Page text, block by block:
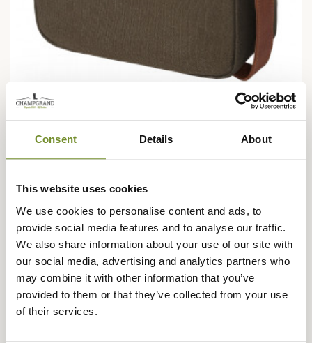
Consent Details About
This website uses cookies
We use cookies to personalise content and ads, to
provide social media features and to analyse our traffic.
We also share information about your use of our site with
our social media, advertising and analytics partners who
may combine it with other information that you’ve
provided to them or that they’ve collected from your use
of their services.
HÄRKILA